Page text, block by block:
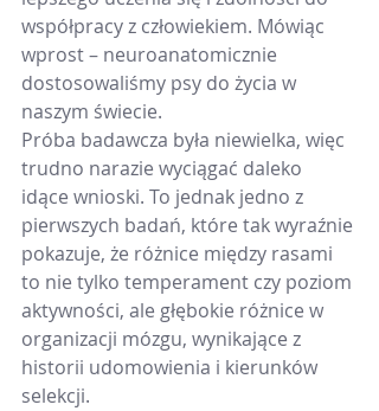
współpracy z człowiekiem. Mówiąc
wprost – neuroanatomicznie
dostosowaliśmy psy do życia w
naszym świecie.
Próba badawcza była niewielka, więc
trudno narazie wyciągać daleko
idące wnioski. To jednak jedno z
pierwszych badań, które tak wyraźnie
pokazuje, że różnice między rasami
to nie tylko temperament czy poziom
aktywności, ale głębokie różnice w
organizacji mózgu, wynikające z
historii udomowienia i kierunków
selekcji.